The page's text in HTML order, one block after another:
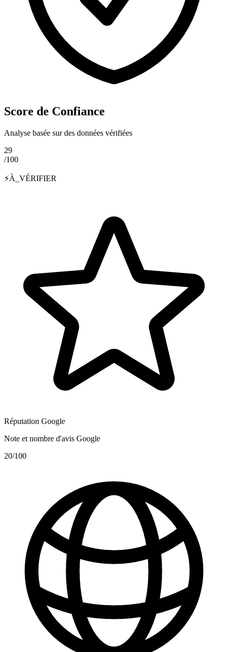
Score de Confiance
Analyse basée sur des données vérifiées
29
/100
⚡À_VÉRIFIER
Réputation Google
Note et nombre d'avis Google
20/100